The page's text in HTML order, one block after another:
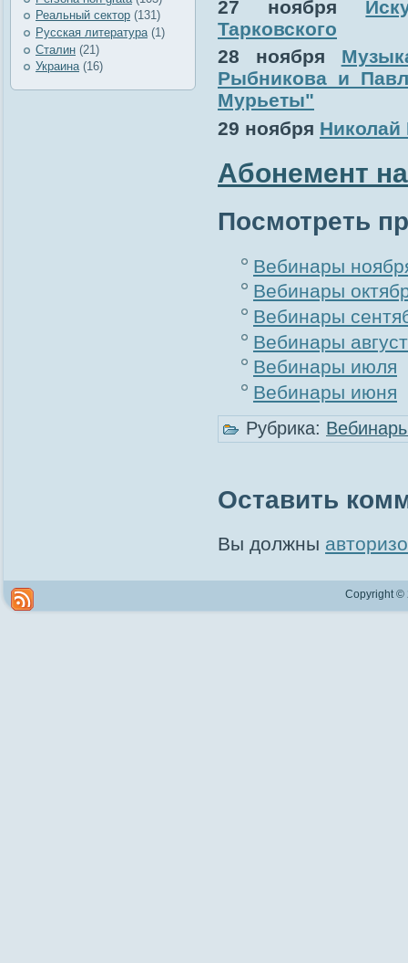
Реальный сектор (131)
Русская литература (1)
Сталин (21)
Украина(16)
27 ноября
Тарковского
28 ноября
Рыбникова и
Мурьеты"
29 ноября
Абонемент
Посмотреть
Вебинары
Вебинары
Вебинары
Вебинары
Вебинары июля
Вебинары июня
Рубрика:
Оставить
Вы должны
Copyright